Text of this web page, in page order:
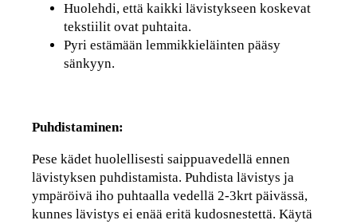
Huolehdi, että kaikki lävistykseen koskevat
tekstiilit ovat puhtaita.
Pyri estämään lemmikkieläinten pääsy
sänkyyn.
Puhdistaminen:
Pese kädet huolellisesti saippuavedellä ennen
lävistyksen puhdistamista. Puhdista lävistys ja
ympäröivä iho puhtaalla vedellä 2-3krt päivässä,
kunnes lävistys ei enää eritä kudosnestettä. Käytä